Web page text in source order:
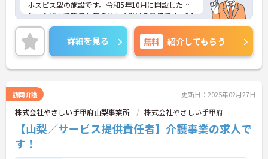
ホスピス型の施設です。令和5年10月に開設したき
れいな施設で職員も気持ちよく働ける環境です。24
時間看護師常駐のため、安心して業務に専念できま
す。ご興味のある方には、面接対策ポイントなど、
さらに詳細をお話ししますのでお気軽にご相談くだ
さい！
詳細を見る 無料 紹介してもらう
訪問介護 更新日：2025年02月27日
株式会社やさしい手甲府山梨事業所 株式会社やさしい手甲府
【山梨／サービス提供責任者】介護事業の求人で
す！